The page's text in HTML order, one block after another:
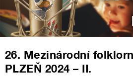
26. Mezinárodní
PLZEŇ 2024 – II.